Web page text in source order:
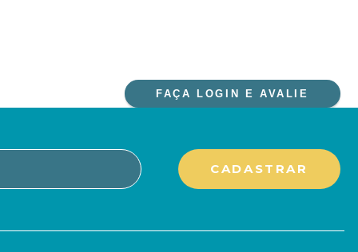
FAÇA LOGIN E AVALIE